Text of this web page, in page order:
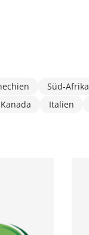
Süd-Afrika
Kanada Italien